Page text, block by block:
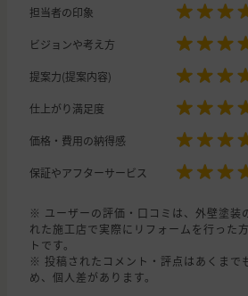
担当者の印象
ビジョンや考え方
提案力(提案内容)
仕上がり満足度
価格・費用の納得感
保証やアフターサービス
※ ユーザーの評価・口コミは、外壁塗装
れた施工店で実際にリフォームを行った
トです。
※ 投稿されたコメント・評点はあくまで
め、個人差があります。